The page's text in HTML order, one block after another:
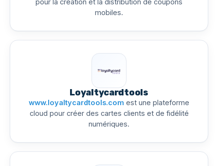
pour la création et la distribution de coupons
mobiles.
Loyaltycardtools
www.loyaltycardtools.com est une plateforme
cloud pour créer des cartes clients et de fidélité
numériques.